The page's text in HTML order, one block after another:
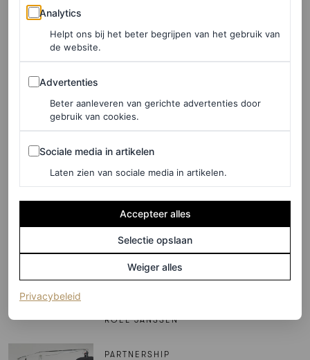
beroemder dan hun baasje
STEFANIE BOTTELIER
CELEBRITY
De honden van Sabrina
Carpenter hebben hun eigen
Vogue-cover
INTERIEUR
De mooiste items met
dierenprints voor in je
interieur
ROEL JANSSEN
PARTNERSHIP
Analytics
Analytics
Helpt ons bij het beter begrijpen van het gebruik van
de website.
Advertenties
Advertenties
Beter aanleveren van gerichte advertenties door
gebruik van cookies.
Sociale media in artikelen
Sociale media in artikelen
Laten zien van sociale media in artikelen.
Accepteer alles
Selectie opslaan
Weiger alles
Privacybeleid